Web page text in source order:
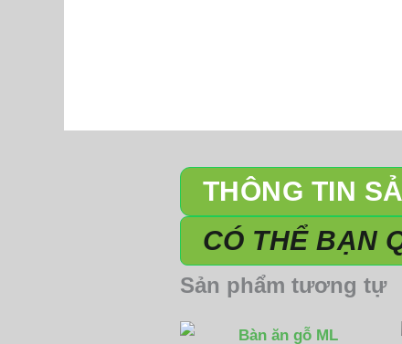
THÔNG TIN
CÓ THỂ BẠN
Sản phẩm tương tự